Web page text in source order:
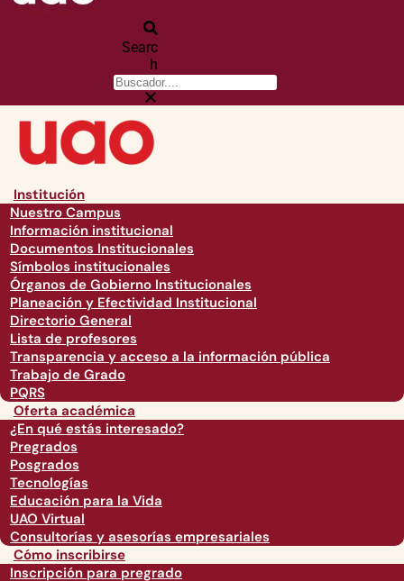
Searc
h
Institución
Nuestro Campus
Información institucional
Documentos Institucionales
Símbolos institucionales
Órganos de Gobierno Institucionales
Planeación y Efectividad Institucional
Directorio General
Lista de profesores
Transparencia y acceso a la información pública
Trabajo de Grado
PQRS
Oferta académica
¿En qué estás interesado?
Pregrados
Posgrados
Tecnologías
Educación para la Vida
UAO Virtual
Consultorías y asesorías empresariales
Cómo inscribirse
Inscripción para pregrado